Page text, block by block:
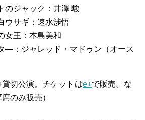
のジャック：井澤 駿
ウサギ：速水渉悟
女王：本島美和
―：ジャレッド・マドゥン（オース
切公演。チケットはe+で販売。な
のみ販売）